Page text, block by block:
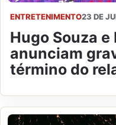
ENTRETENIMENTO23 DE
Hugo Souza
anunciam
término do